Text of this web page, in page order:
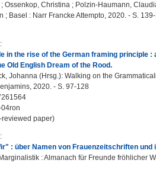
Ossenkop, Christina ; Polzin-Haumann,
; Basel : Narr Francke Attempto, 2020. - S.
:
in the rise of the German framing principle
Old English Dream of the Rood.
Johanna (Hrsg.): Walking on the
2020. - S. 97-128
reviewed paper)
:
: über Namen von Frauenzeitschriften und
: Almanach für Freunde fröhlicher